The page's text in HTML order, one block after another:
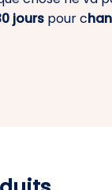
jours pour c